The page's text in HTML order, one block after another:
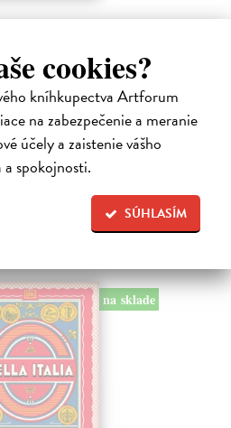
cookies?
kníhkupectva Artforum
na zabezpečenie a meranie
účely a zaistenie vášho
spokojnosti.
SÚHLASÍM
našli Jezdecké schodiště, které
sálu na rytířské turnaje? Víte,
svá nádherná pera nejkrásnější
na sklade